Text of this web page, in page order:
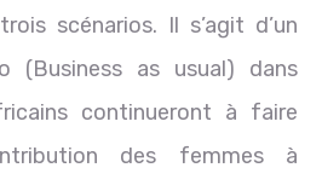
scénarios. Il s’agit d’un
(Business as usual) dans
continueront à faire
des femmes à